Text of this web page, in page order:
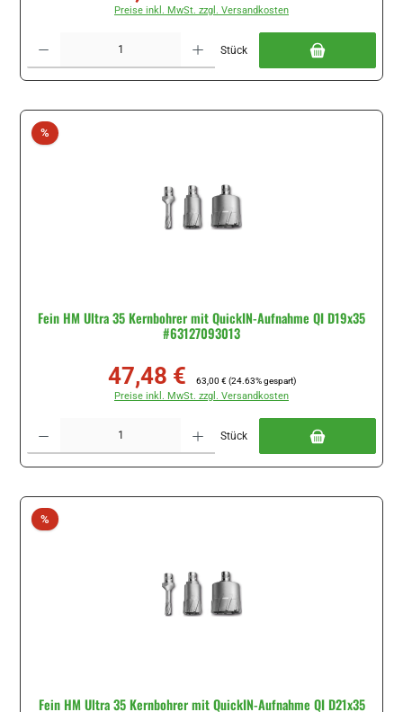
Preise inkl. MwSt. zzgl. Versandkosten
Stück
%Rabatt
Fein HM Ultra 35 Kernbohrer mit QuickIN-Aufnahme QI D19x35
#63127093013
Verkaufspreis:
47,48 € Regulärer Preis:
63,00 € (24.63% gespart)
Preise inkl. MwSt. zzgl. Versandkosten
Stück
%Rabatt
Fein HM Ultra 35 Kernbohrer mit QuickIN-Aufnahme QI D21x35